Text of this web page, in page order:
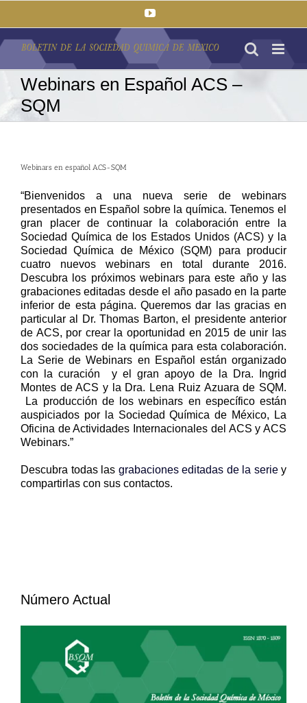
YouTube
Webinars en Español ACS –
SQM
Webinars en español ACS-SQM
“Bienvenidos a una nueva serie de webinars
presentados en Español sobre la química. Tenemos el
gran placer de continuar la colaboración entre la
Sociedad Química de los Estados Unidos (ACS) y la
Sociedad Química de México (SQM) para producir
cuatro nuevos webinars en total durante 2016.
Descubra los próximos webinars para este año y las
grabaciones editadas desde el año pasado en la parte
inferior de esta página. Queremos dar las gracias en
particular al Dr. Thomas Barton, el presidente anterior
de ACS, por crear la oportunidad en 2015 de unir las
dos sociedades de la química para esta colaboración.
La Serie de Webinars en Español están organizado
con la curación y el gran apoyo de la Dra. Ingrid
Montes de ACS y la Dra. Lena Ruiz Azuara de SQM.
La producción de los webinars en específico están
auspiciados por la Sociedad Química de México, La
Oficina de Actividades Internacionales del ACS y ACS
Webinars.”
Descubra todas las grabaciones editadas de la seriey
compartirlas con sus contactos.
Número Actual